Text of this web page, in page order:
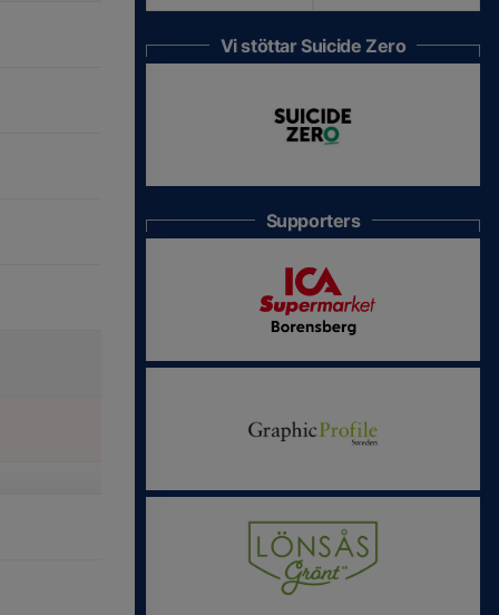
Vi stöttar Suicide Zero
Supporters